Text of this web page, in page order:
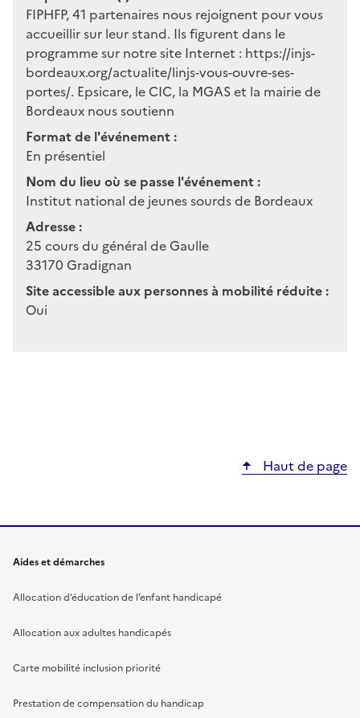
FIPHFP, 41 partenaires nous rejoignent pour vous
accueillir sur leur stand. Ils figurent dans le
programme sur notre site Internet : https://injs-
bordeaux.org/actualite/linjs-vous-ouvre-ses-
portes/. Epsicare, le CIC, la MGAS et la mairie de
Bordeaux nous soutienn
Format de l'événement :
En présentiel
Nom du lieu où se passe l'événement :
Institut national de jeunes sourds de Bordeaux
Adresse :
25 cours du général de Gaulle
33170 Gradignan
Site accessible aux personnes à mobilité réduite :
Oui
Haut de page
Aides et démarches
Allocation d’éducation de l’enfant handicapé
Allocation aux adultes handicapés
Carte mobilité inclusion priorité
Prestation de compensation du handicap